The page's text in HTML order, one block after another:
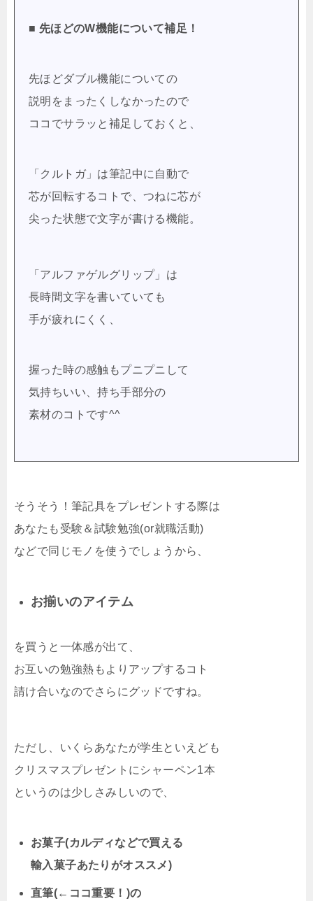
■ 先ほどのW機能について補足！
先ほどダブル機能についての
説明をまったくしなかったので
ココでサラッと補足しておくと、
「クルトガ」は筆記中に自動で
芯が回転するコトで、つねに芯が
尖った状態で文字が書ける機能。
「アルファゲルグリップ」は
長時間文字を書いていても
手が疲れにくく、
握った時の感触もプニプニして
気持ちいい、持ち手部分の
素材のコトです^^
そうそう！筆記具をプレゼントする際は
あなたも受験＆試験勉強(or就職活動)
などで同じモノを使うでしょうから、
お揃いのアイテム
を買うと一体感が出て、
お互いの勉強熱もよりアップするコト
請け合いなのでさらにグッドですね。
ただし、いくらあなたが学生といえども
クリスマスプレゼントにシャーペン1本
というのは少しさみしいので、
お菓子(カルディなどで買える
輸入菓子あたりがオススメ)
直筆(←ココ重要！)の